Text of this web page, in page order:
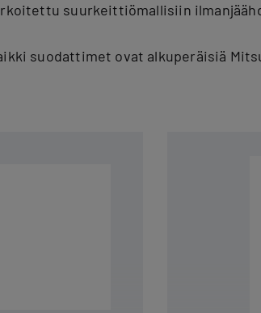
suurkeittiömallisiin
suodattimet ovat alkuperäisiä